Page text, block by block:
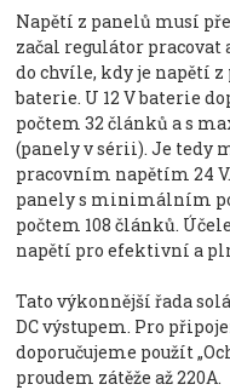
Napětí z panelů musí
začal regulátor
do chvíle, kdy je napětí z
baterie. U 12 V baterie
počtem 32 článků a s
(panely v sérii). Je tedy
pracovním napětím 24
panely s minimálním
počtem 108 článků.
napětí pro efektivní a
Tato výkonnější řada
DC výstupem. Pro
doporučujeme použít
proudem zátěže až 220A.